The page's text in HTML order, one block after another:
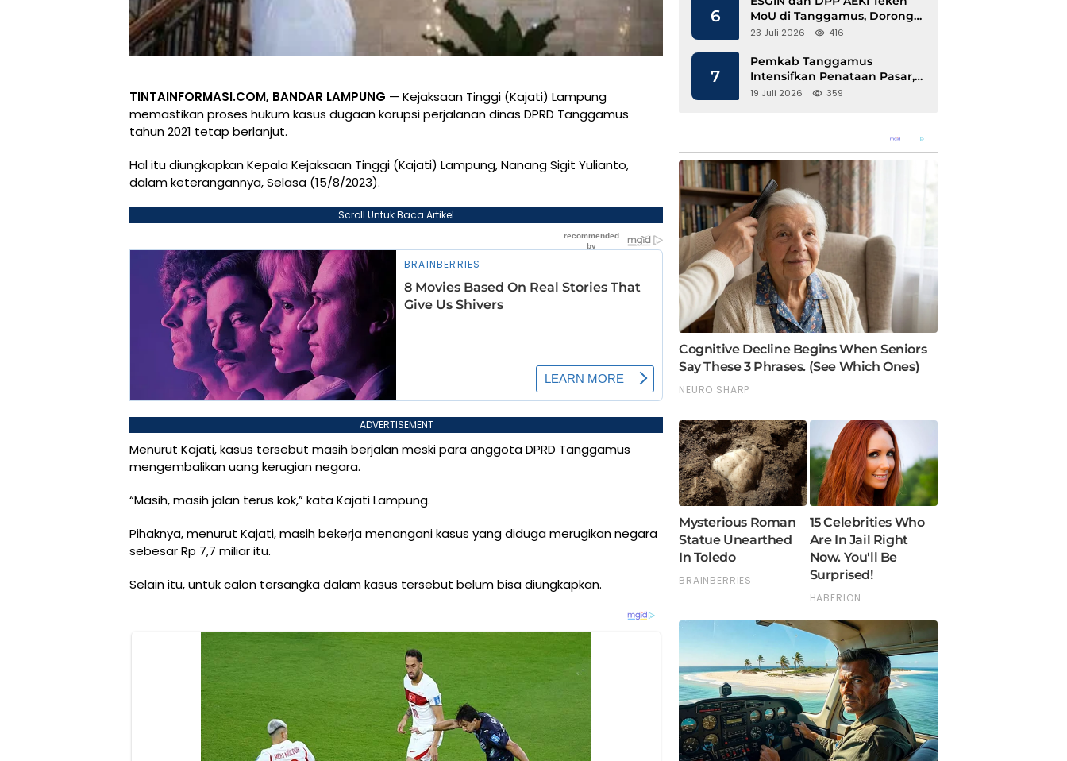
TINTAINFORMASI.COM, BANDAR LAMPUNG — Kejaksaan Tinggi (Kajati) Lampung
memastikan proses hukum kasus dugaan korupsi perjalanan dinas DPRD Tanggamus
tahun 2021 tetap berlanjut.
Hal itu diungkapkan Kepala Kejaksaan Tinggi (Kajati) Lampung, Nanang Sigit Yulianto,
dalam keterangannya, Selasa (15/8/2023).
Scroll Untuk Baca Artikel
ADVERTISEMENT
Menurut Kajati, kasus tersebut masih berjalan meski para anggota DPRD Tanggamus
mengembalikan uang kerugian negara.
“Masih, masih jalan terus kok,” kata Kajati Lampung.
Pihaknya, menurut Kajati, masih bekerja menangani kasus yang diduga merugikan negara
sebesar Rp 7,7 miliar itu.
Selain itu, untuk calon tersangka dalam kasus tersebut belum bisa diungkapkan.
6
MoU di Tanggamus, Dorong
Ekonomi Hijau Berbasis Kopi
23 Juli 2026 416
7
Pemkab Tanggamus
Intensifkan Penataan Pasar,
Pedagang Diajak Tempati
19 Juli 2026 359